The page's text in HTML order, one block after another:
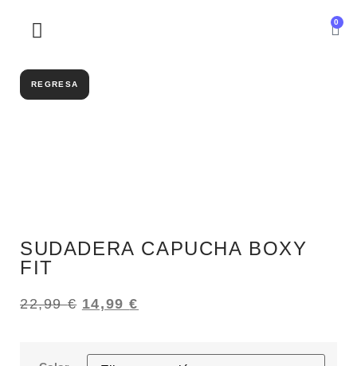
0
REGRESA
SUDADERA CAPUCHA BOXY
FIT
22,99€ 14,99€